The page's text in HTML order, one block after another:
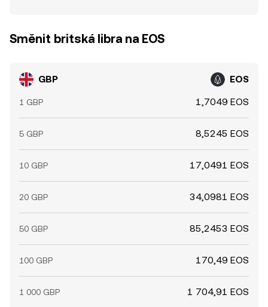
Směnit britská libra na EOS
GBP EOS
1 GBP 1,7049 EOS
5 GBP 8,5245 EOS
10 GBP 17,0491 EOS
20 GBP 34,0981 EOS
50 GBP 85,2453 EOS
100 GBP 170,49 EOS
1 000 GBP 1 704,91 EOS